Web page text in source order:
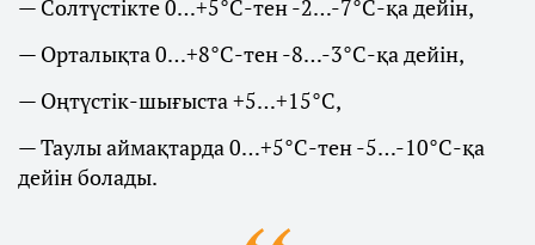
— Солтүстікте 0…+5°С-тен -2…-7°С-қа дейін,
— Орталықта 0…+8°С-тен -8…-3°С-қа дейін,
— Оңтүстік-шығыста +5…+15°С,
— Таулы аймақтарда 0…+5°С-тен -5…-10°С-қа
дейін болады.